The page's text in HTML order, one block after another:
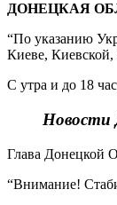
ДОНЕЦКАЯ
“По указанию
Киеве, Киевской,
С утра и до 18
Новости
Глава Донецкой
“Внимание!